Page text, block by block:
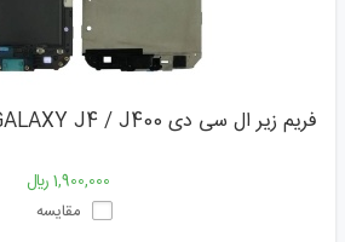
فریم زیر ال سی دی SAMSUNG GALAXY J4 / J400
1,900,000 ﷼
مقایسه